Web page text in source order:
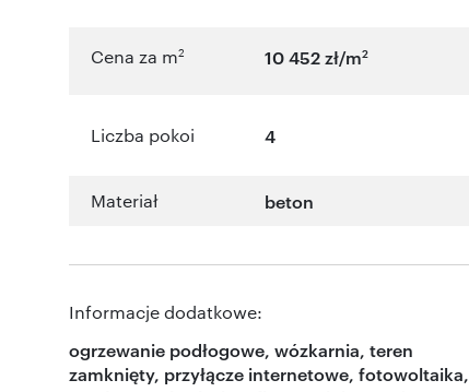
Cena za m2 10 452 zł/m2
Liczba pokoi 4
Materiał beton
Informacje dodatkowe:
ogrzewanie podłogowe, wózkarnia, teren
zamknięty, przyłącze internetowe, fotowoltaika,